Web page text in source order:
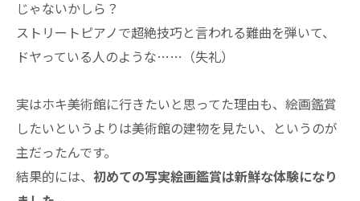
じゃないかしら？
ストリートピアノで超絶技巧と言われる難曲を弾いて、
ドヤっている人のような……（失礼）
実はホキ美術館に行きたいと思ってた理由も、絵画鑑賞
したいというよりは美術館の建物を見たい、というのが
主だったんです。
結果的には、 初めての写実絵画鑑賞は新鮮な体験になり